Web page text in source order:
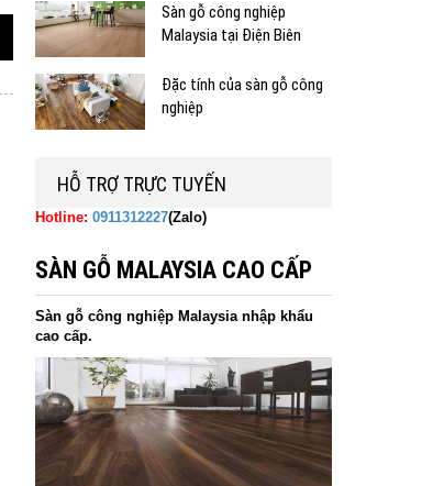
Sàn gỗ công nghiệp
Malaysia tại Điện Biên
Đặc tính của sàn gỗ công
nghiệp
HỖ TRỢ TRỰC TUYẾN
Hotline: 0911312227(Zalo)
SÀN GỖ MALAYSIA CAO CẤP
Sàn gỗ công nghiệp Malaysia nhập khẩu
cao cấp.